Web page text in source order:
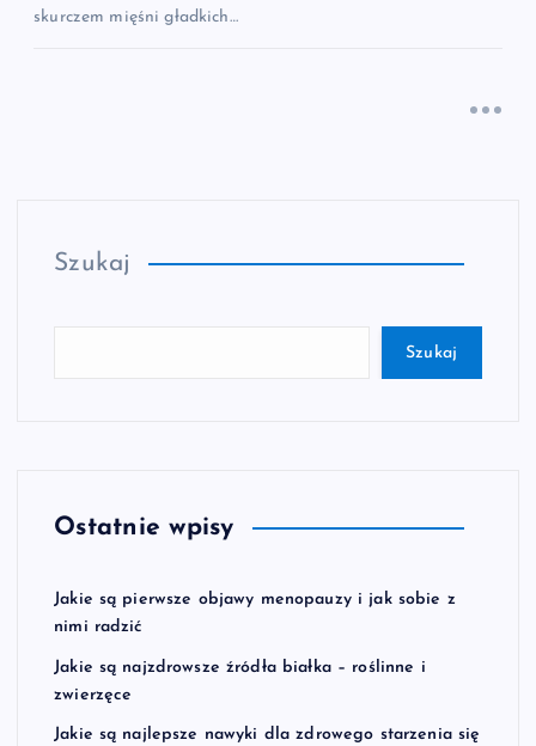
skurczem mięśni gładkich…
Szukaj
Szukaj
Ostatnie wpisy
Jakie są pierwsze objawy menopauzy i jak sobie z
nimi radzić
Jakie są najzdrowsze źródła białka – roślinne i
zwierzęce
Jakie są najlepsze nawyki dla zdrowego starzenia się